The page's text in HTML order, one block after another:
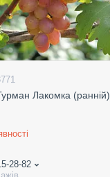
Лакомка (ранній)
28-82